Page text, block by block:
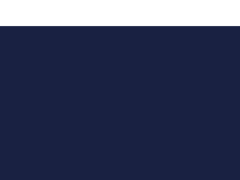
были подчинены
платить им дань